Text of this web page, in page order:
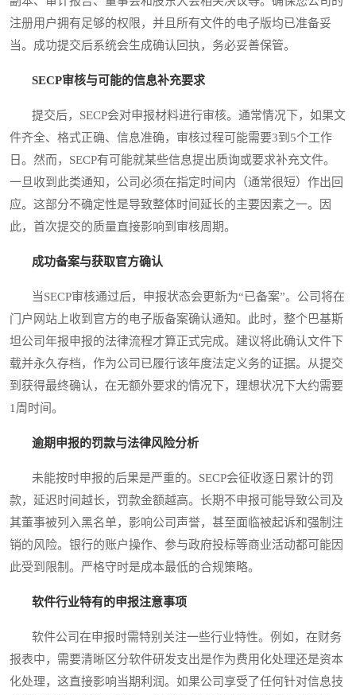
注册用户拥有足够的权限，并且所有文件的电子版均已准备妥
当。成功提交后系统会生成确认回执，务必妥善保管。
SECP审核与可能的信息补充要求
提交后，SECP会对申报材料进行审核。通常情况下，如果文
件齐全、格式正确、信息准确，审核过程可能需要3到5个工作
日。然而，SECP有可能就某些信息提出质询或要求补充文件。
一旦收到此类通知，公司必须在指定时间内（通常很短）作出回
应。这部分不确定性是导致整体时间延长的主要因素之一。因
此，首次提交的质量直接影响到审核周期。
成功备案与获取官方确认
当SECP审核通过后，申报状态会更新为“已备案”。公司将在
门户网站上收到官方的电子版备案确认通知。此时，整个巴基斯
坦公司年报申报的法律流程才算正式完成。建议将此确认文件下
载并永久存档，作为公司已履行该年度法定义务的证据。从提交
到获得最终确认，在无额外要求的情况下，理想状况下大约需要
1周时间。
逾期申报的罚款与法律风险分析
未能按时申报的后果是严重的。SECP会征收逐日累计的罚
款，延迟时间越长，罚款金额越高。长期不申报可能导致公司及
其董事被列入黑名单，影响公司声誉，甚至面临被起诉和强制注
销的风险。银行的账户操作、参与政府投标等商业活动都可能因
此受到限制。严格守时是成本最低的合规策略。
软件行业特有的申报注意事项
软件公司在申报时需特别关注一些行业特性。例如，在财务
报表中，需要清晰区分软件研发支出是作为费用化处理还是资本
化处理，这直接影响当期利润。如果公司享受了任何针对信息技